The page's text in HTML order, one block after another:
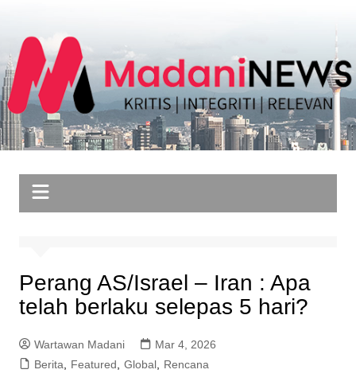
content
Perang AS/Israel – Iran : Apa
telah berlaku selepas 5 hari?
Wartawan Madani
Mar 4, 2026
Berita, Featured, Global, Rencana